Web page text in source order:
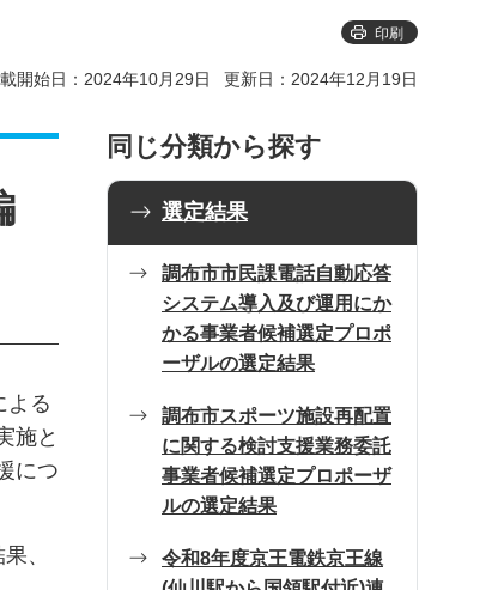
印刷
開始日：2024年10月29日 更新日：2024年12月19日
よる
施と
につ
、
同じ分類から探す
選定結果
調布市市民課電話自動応答
システム導入及び運用にか
かる事業者候補選定プロポ
ーザルの選定結果
調布市スポーツ施設再配置
に関する検討支援業務委託
事業者候補選定プロポーザ
ルの選定結果
令和8年度京王電鉄京王線